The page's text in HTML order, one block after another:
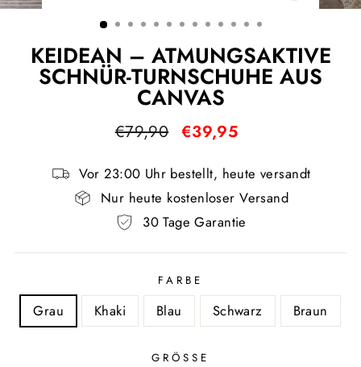
ESC)
KEIDEAN – ATMUNGSAKTIVE
SCHNÜR-TURNSCHUHE AUS
CANVAS
Normaler
€79,90 Sonderpreis
€39,95
Vor 23:00 Uhr bestellt, heute versandt
Nur heute kostenloser Versand
30 Tage Garantie
FARBE
Grau Khaki Blau Schwarz Braun
GRÖSSE